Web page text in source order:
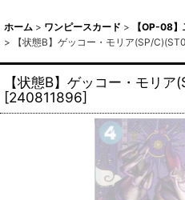
ホーム > ワンピースカード >
【OP-08
>
【状態B】ゲッコー・モリア(SP/
【状態B】ゲッコー・モリ
[240811896]